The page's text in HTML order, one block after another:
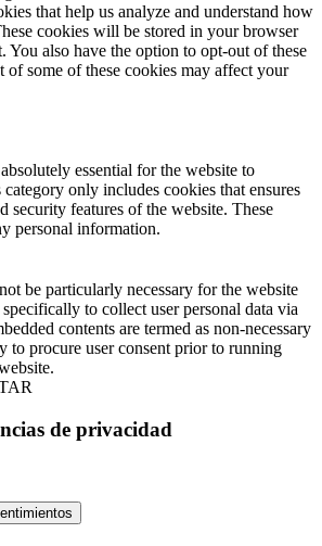
that help us analyze and understand how
cookies will be stored in your browser
You also have the option to opt-out of these
some of these cookies may affect your
essential for the website to
only includes cookies that ensures
security features of the website. These
personal information.
be particularly necessary for the website
to collect user personal data via
contents are termed as non-necessary
to procure user consent prior to running
de privacidad